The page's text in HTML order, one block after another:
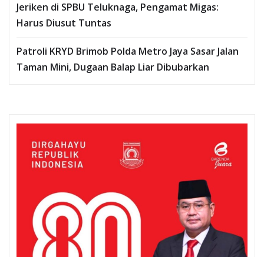
Jeriken di SPBU Teluknaga, Pengamat Migas:
Harus Diusut Tuntas
Patroli KRYD Brimob Polda Metro Jaya Sasar Jalan
Taman Mini, Dugaan Balap Liar Dibubarkan